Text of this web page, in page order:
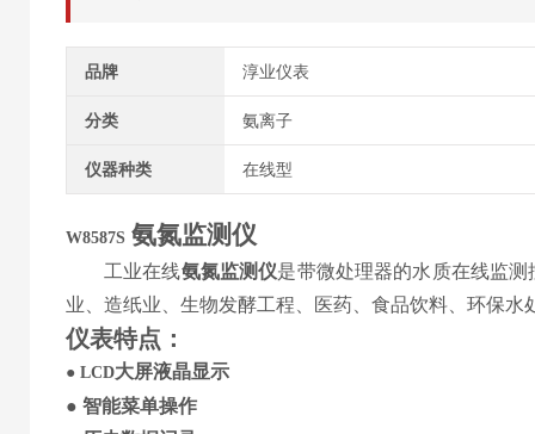
品牌 淳业仪表
分类 氨离子
仪器种类 在线型
W8587S 氨氮监测仪
工业在线氨氮监测仪是带微处理器的水质在线监
业、造纸业、生物发酵工程、医药、食品饮料、环保水
仪表特点 ：
● LCD大屏液晶显示
● 智能菜单操作